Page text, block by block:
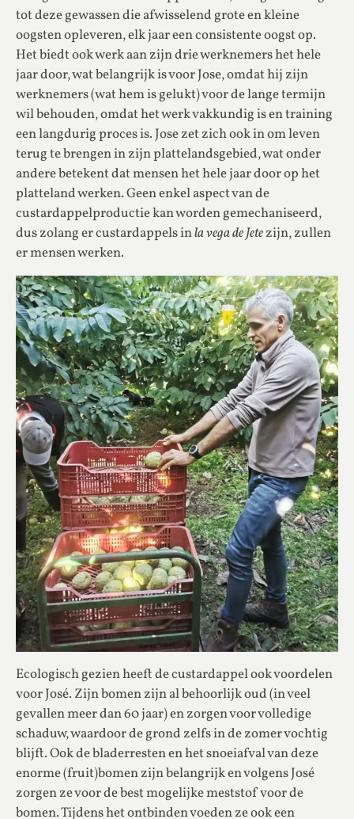
tot deze gewassen die afwisselend grote en kleine
oogsten opleveren, elk jaar een consistente oogst op.
Het biedt ook werk aan zijn drie werknemers het hele
jaar door, wat belangrijk is voor Jose, omdat hij zijn
werknemers (wat hem is gelukt) voor de lange termijn
wil behouden, omdat het werk vakkundig is en training
een langdurig proces is. Jose zet zich ook in om leven
terug te brengen in zijn plattelandsgebied, wat onder
andere betekent dat mensen het hele jaar door op het
platteland werken. Geen enkel aspect van de
custardappelproductie kan worden gemechaniseerd,
dus zolang er custardappels inla vega de Jetezijn, zullen
er mensen werken.
Ecologisch gezien heeft de custardappel ook voordelen
voor José. Zijn bomen zijn al behoorlijk oud (in veel
gevallen meer dan 60 jaar) en zorgen voor volledige
schaduw, waardoor de grond zelfs in de zomer vochtig
blijft. Ook de bladerresten en het snoeiafval van deze
enorme (fruit)bomen zijn belangrijk en volgens José
zorgen ze voor de best mogelijke meststof voor de
bomen. Tijdens het ontbinden voeden ze ook een